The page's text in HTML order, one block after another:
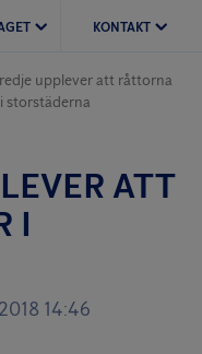
KONTAKT
upplever att råttorna
storstäderna
ATT
I
14:46